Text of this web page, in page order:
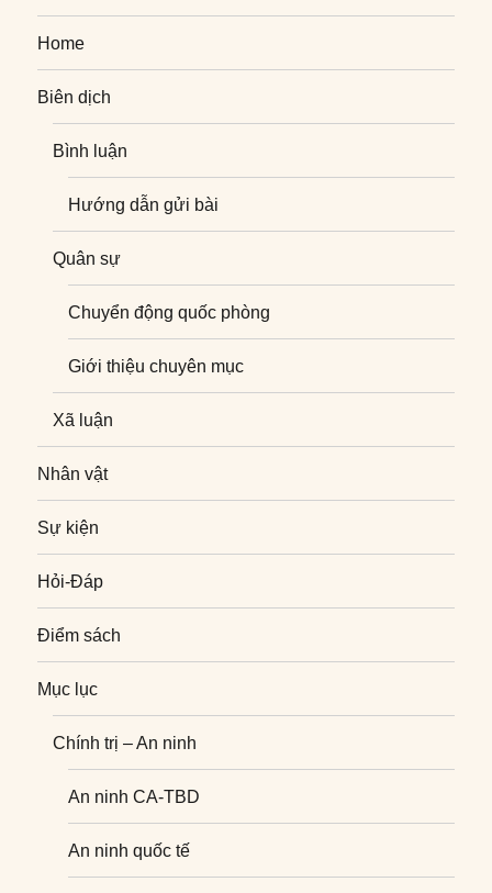
Home
Biên dịch
Bình luận
Hướng dẫn gửi bài
Quân sự
Chuyển động quốc phòng
Giới thiệu chuyên mục
Xã luận
Nhân vật
Sự kiện
Hỏi-Đáp
Điểm sách
Mục lục
Chính trị – An ninh
An ninh CA-TBD
An ninh quốc tế